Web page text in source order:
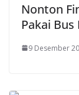
Nonton
Pakai
9 Desember